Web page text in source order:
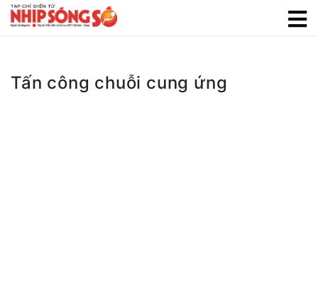
Tấn công chuỗi cung ứng